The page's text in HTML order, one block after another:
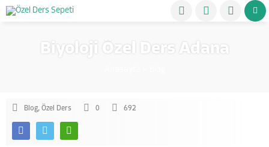
Biyoloji Özel Ders Adana
Blog, Özel Ders 0 692